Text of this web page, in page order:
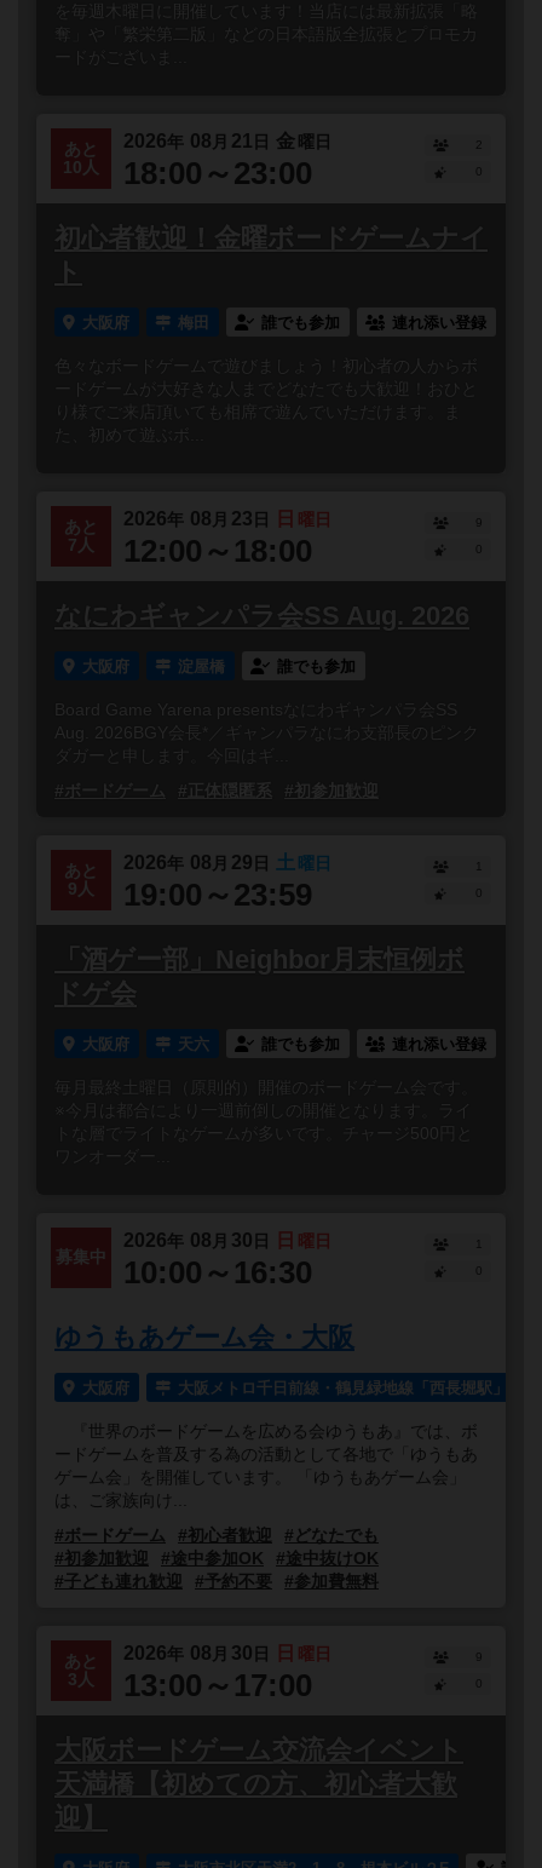
を毎週木曜日に開催しています！当店には最新拡張「略
奪」や「繁栄第二版」などの日本語版全拡張とプロモカ
あと
10人
2026年 08 月 21 日 金曜日
18:00～23:00
2
初心者歓迎！金曜ボードゲームナイ
ト
大阪府 梅田 誰でも参加 連れ添い登録
色々なボードゲームで遊びましょう！初心者の人からボ
ードゲームが大好きな人までどなたでも大歓迎！おひと
り様でご来店頂いても相席で遊んでいただけます。ま
た、初めて遊ぶボ...
あと
7人
2026年 08 月 23 日 日 曜日
12:00～18:00
9
なにわギャンパラ会SS Aug. 2026
大阪府 淀屋橋 誰でも参加
Board Game Yarena presentsなにわギャンパラ会SS
Aug. 2026BGY会長*／ギャンパラなにわ支部長のピンク
ダガーと申します。今回はギ...
#ボードゲーム
#正体隠匿系 #初参加歓迎
あと
9人
2026年 08 月 29 日 土 曜日
19:00～23:59
1
「酒ゲー部」Neighbor月末恒例ボ
ドゲ会
大阪府 天六 誰でも参加 連れ添い登録
毎月最終土曜日（原則的）開催のボードゲーム会です。
※今月は都合により一週前倒しの開催となります。ライ
トな層でライトなゲームが多いです。チャージ500円と
募集中
2026年 08 月 30 日 日 曜日
10:00～16:30
1
ゆうもあゲーム会・大阪
大阪府 大阪メトロ千日前線・鶴見緑地線「西長堀駅」よ
『世界のボードゲームを広める会ゆうもあ』では、ボ
ードゲームを普及する為の活動として各地で「ゆうもあ
ゲーム会」を開催しています。 「ゆうもあゲーム会」
は、ご家族向け...
#ボードゲーム
#初心者歓迎
#どなたでも
#初参加歓迎
#途中参加OK
#途中抜けOK
#子ども連れ歓迎
#予約不要 #参加費無料
あと
3人
2026年 08 月 30 日 日 曜日
13:00～17:00
9
大阪ボードゲーム交流会イベント
天満橋【初めての方、初心者大歓
迎】